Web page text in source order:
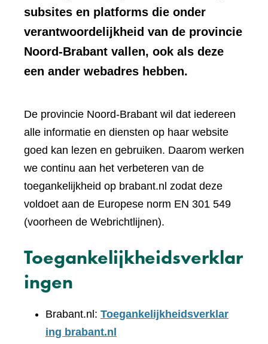
subsites en platforms die onder
verantwoordelijkheid van de provincie
Noord-Brabant vallen, ook als deze
een ander webadres hebben.
De provincie Noord-Brabant wil dat iedereen
alle informatie en diensten op haar website
goed kan lezen en gebruiken. Daarom werken
we continu aan het verbeteren van de
toegankelijkheid op brabant.nl zodat deze
voldoet aan de Europese norm EN 301 549
(voorheen de Webrichtlijnen).
Toegankelijkheidsverklar
ingen
Brabant.nl: Toegankelijkheidsverklar
ing brabant.nl